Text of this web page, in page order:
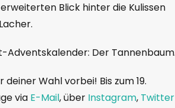
Blick hinter die Kulissen
Adventskalender: Der Tannenbaum.
Wahl vorbei! Bis zum 19.
via E-Mail, über Instagram, Twitter